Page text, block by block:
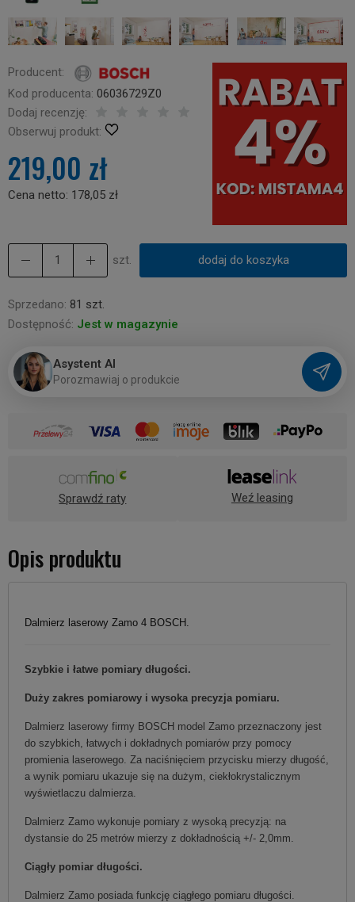
Producent:
Kod producenta: 06036729Z0
Dodaj recenzję:
Obserwuj produkt:
219,00 zł
Cena netto: 178,05 zł
szt. dodaj do koszyka
Sprzedano: 81 szt.
Dostępność: Jest w magazynie
Asystent AI
Porozmawiaj o produkcie
Sprawdź raty Weź leasing
Opis produktu
Dalmierz laserowy Zamo 4 BOSCH.
Szybkie i łatwe pomiary długości.
Duży zakres pomiarowy i wysoka precyzja pomiaru.
Dalmierz laserowy firmy BOSCH model Zamo przeznaczony jest
do szybkich, łatwych i dokładnych pomiarów przy pomocy
promienia laserowego. Za naciśnięciem przycisku mierzy długość,
a wynik pomiaru ukazuje się na dużym, ciekłokrystalicznym
wyświetlaczu dalmierza.
Dalmierz Zamo wykonuje pomiary z wysoką precyzją: na
dystansie do 25 metrów mierzy z dokładnością +/- 2,0mm.
Ciągły pomiar długości.
Dalmierz Zamo posiada funkcję ciągłego pomiaru długości.